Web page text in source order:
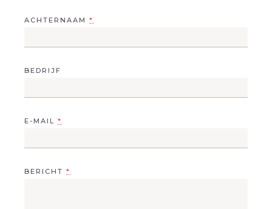
ACHTERNAAM *
BEDRIJF
E-MAIL *
BERICHT *